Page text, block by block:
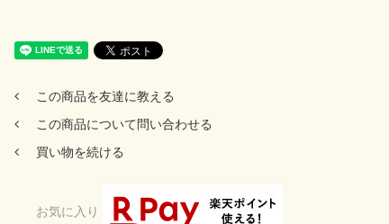
この商品を友達に教える
この商品について問い合わせる
買い物を続ける
お気に入り